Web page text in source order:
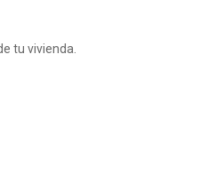
tu vivienda.